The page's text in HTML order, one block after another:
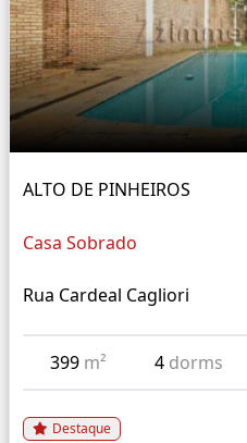
ALTO DE PINHEIROS
Casa Sobrado
Rua Cardeal Cagliori
399 m² 4 dorms
Destaque